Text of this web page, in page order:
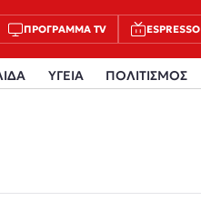
ΠΡΌΓΡΑΜΜΑ TV
ΥΓΕΙΑ ΠΟΛΙΤΙΣΜΟΣ